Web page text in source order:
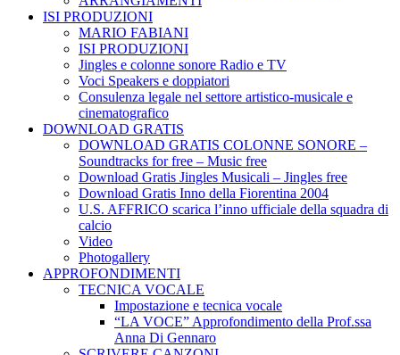
ISI PRODUZIONI
MARIO FABIANI
ISI PRODUZIONI
Jingles e colonne sonore Radio e TV
Voci Speakers e doppiatori
Consulenza legale nel settore artistico-musicale e
cinematografico
DOWNLOAD GRATIS
DOWNLOAD GRATIS COLONNE SONORE –
Soundtracks for free – Music free
Download Gratis Jingles Musicali – Jingles free
Download Gratis Inno della Fiorentina 2004
U.S. AFFRICO scarica l’inno ufficiale della squadra di
calcio
Video
Photogallery
APPROFONDIMENTI
TECNICA VOCALE
Impostazione e tecnica vocale
“LA VOCE” Approfondimento della Prof.ssa
Anna Di Gennaro